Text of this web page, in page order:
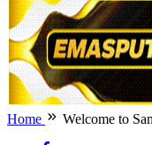
Home Welcome to